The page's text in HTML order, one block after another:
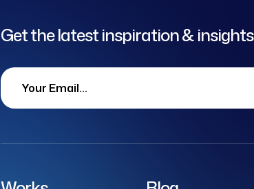
Get the latest inspiration & insights